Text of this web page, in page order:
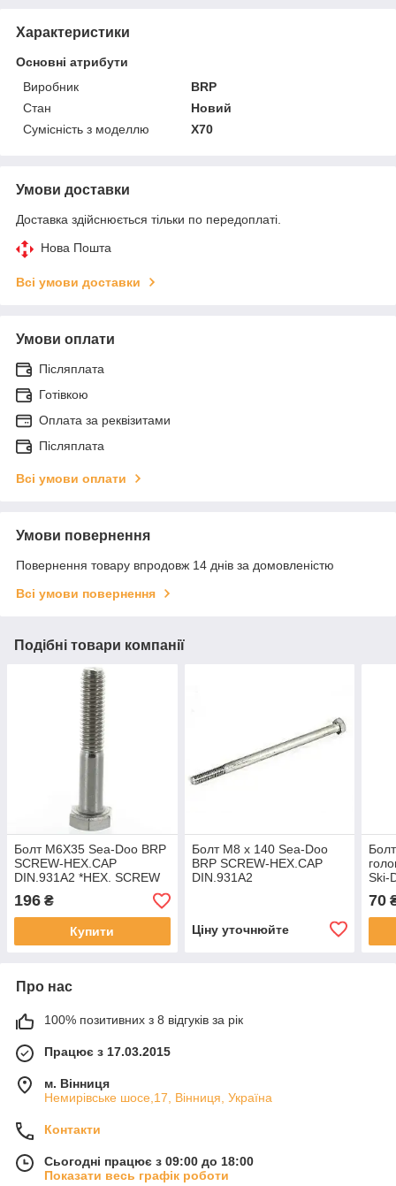
Характеристики
Основні атрибути
Виробник
BRP
Стан
Новий
Сумісність з моделлю
X70
Умови доставки
Доставка здійснюється тільки по передоплаті.
Нова Пошта
Всі умови доставки
Умови оплати
Післяплата
Готівкою
Оплата за реквізитами
Післяплата
Всі умови оплати
Умови повернення
Повернення товару впродовж 14 днів за домовленістю
Всі умови повернення
Подібні товари компанії
Болт M6X35 Sea-Doo BRP
SCREW-HEX.CAP
DIN.931A2 *HEX. SCREW
M6X35
196 ₴
Купити
Болт M8 x 140 Sea-Doo
BRP SCREW-HEX.CAP
DIN.931A2
Ціну уточнюйте
Ski-
70
Про нас
100% позитивних з 8 відгуків за рік
Працює з 17.03.2015
м. Вінниця
Немирівське шосе,17, Вінниця, Україна
Контакти
Сьогодні працює з 09:00 до 18:00
Показати весь графік роботи